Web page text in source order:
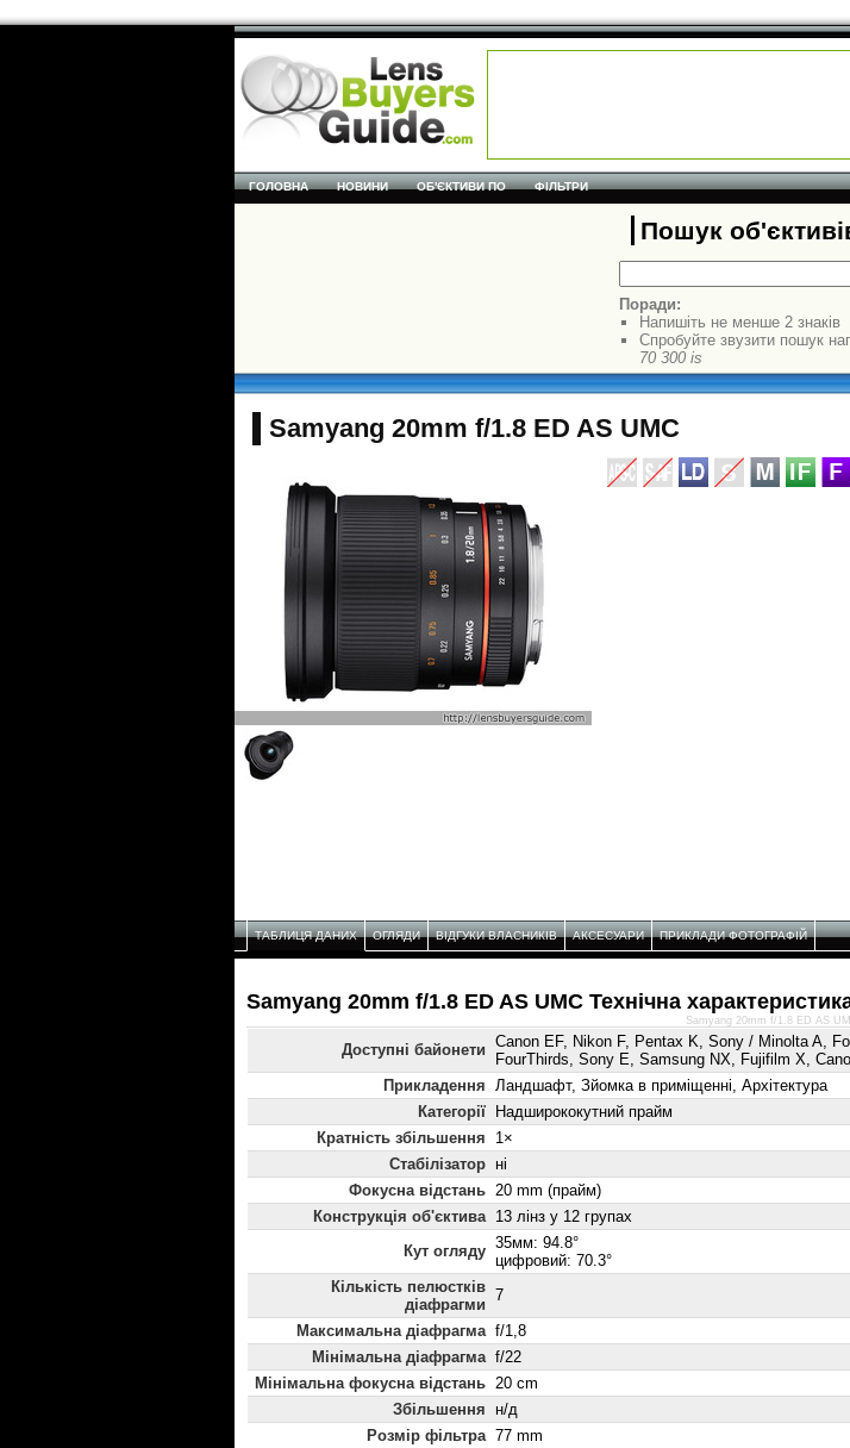
ГОЛОВНА НОВИНИ ОБ'ЄКТИВИ ПО ФІЛЬТРИ
Пошук
Поради:
Напишіть не менше 2 знаків
Спробуйте звузити пошук
70 300 is
Samyang 20mm f/1.8 ED AS UMC
ТАБЛИЦЯ ДАНИХ ОГЛЯДИ ВІДГУКИ ВЛАСНИКІВ АКСЕСУАРИ ПРИКЛАДИ ФОТОГРАФІЙ
Samyang 20mm f/1.8 ED AS UMC Технічнa
Доступні байонети Canon EF, Nikon F, Pentax K, Sony / Minolta A,
FourThirds, Sony E, Samsung NX, Fujifilm X,
Прикладення Ландшафт, Зйомка в приміщенні, Архітектура
Категорії
Надширококутний прайм
Кратність збільшення
1×
Стабілізатор ні
Фокусна відстань 20 mm (прайм)
Конструкція об'єктива 13 лінз у 12 групах
Кут огляду 35мм: 94.8°
цифровий: 70.3°
Кількість пелюстків
діафрагми
7
Максимальна діафрагма f/1,8
Мінімальна діафрагма f/22
Мінімальна фокусна відстань 20 cm
Збільшення
н/д
Розмір фільтра 77 mm
Samyang 20mm f/1.8 ED AS